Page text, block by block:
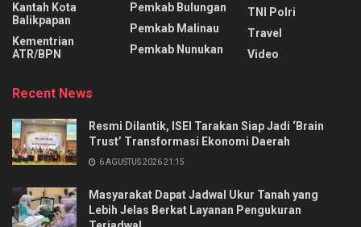
Kantah Kota
Balikpapan
Kementrian
ATR/BPN
Pemkab Bulungan
Pemkab Malinau
Pemkab Nunukan
TNI Polri
Travel
Video
Recent News
Resmi Dilantik, ISEI Tarakan Siap Jadi ‘Brain
Trust’ Transformasi Ekonomi Daerah
6 AGUSTUS 2026 21:15
Masyarakat Dapat Jadwal Ukur Tanah yang
Lebih Jelas Berkat Layanan Pengukuran